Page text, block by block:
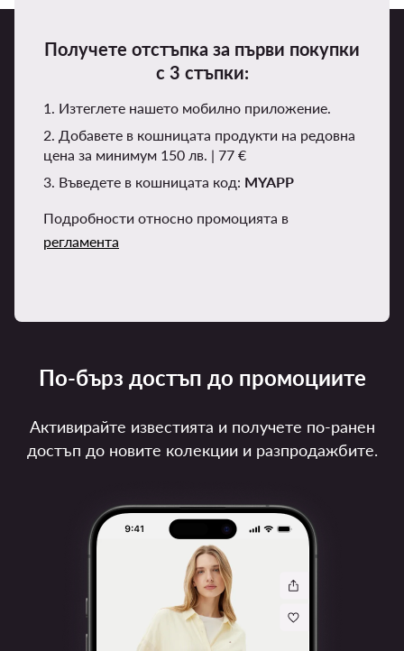
Получете отстъпка за първи покупки
с 3 стъпки:
1. Изтеглете нашето мобилно приложение.
2. Добавете в кошницата продукти на редовна
цена за минимум 150 лв. | 77 €
3. Въведете в кошницата код: MYAPP
Подробности относно промоцията в
регламента
По-бърз достъп до промоциите
Активирайте известията и получете по-ранен
достъп до новите колекции и разпродажбите.